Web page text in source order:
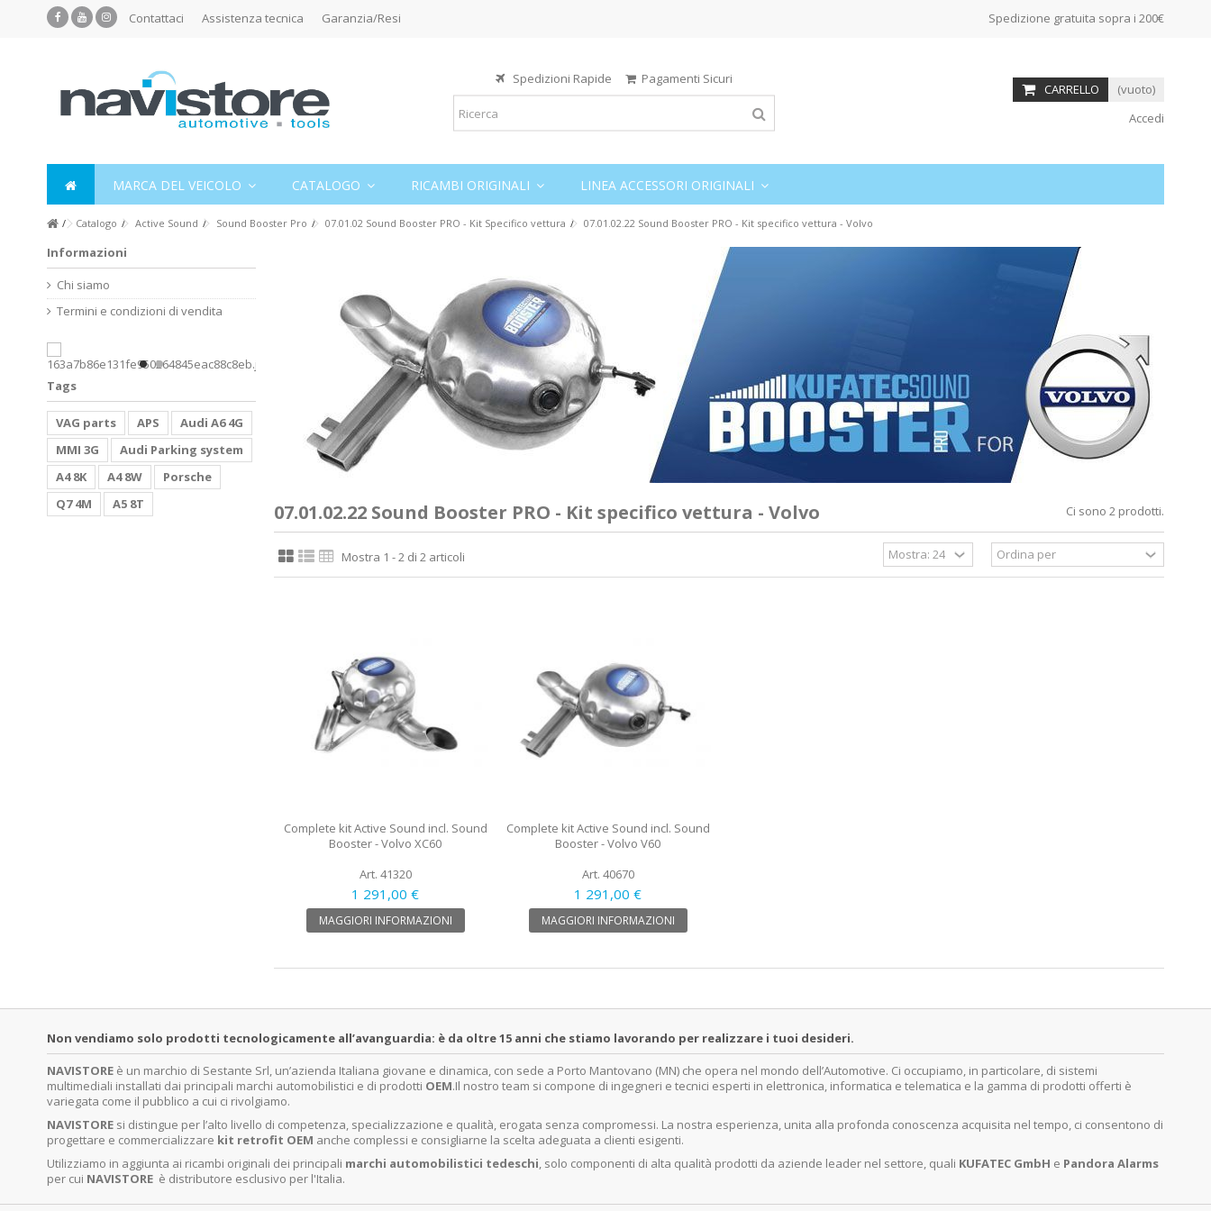
Contattaci Assistenza tecnica Garanzia/Resi Spedizione gratuita sopra i 200€
Spedizioni Rapide Pagamenti Sicuri
CARRELLO
(vuoto)
Accedi
MARCA DEL VEICOLO CATALOGO RICAMBI ORIGINALI LINEA ACCESSORI ORIGINALI
Catalogo Active Sound Sound Booster Pro 07.01.02 Sound Booster PRO - Kit Specifico vettura 07.01.02.22 Sound Booster PRO - Kit specifico vettura - Volvo
07.01.02.22 Sound Booster PRO - Kit specifico vettura - Volvo Ci sono 2 prodotti.
Mostra 1 - 2 di 2 articoli
Complete kit Active Sound incl. Sound
Booster - Volvo XC60
Art. 41320
1 291,00 €
MAGGIORI INFORMAZIONI
Complete kit Active Sound incl. Sound
Booster - Volvo V60
Art. 40670
1 291,00 €
MAGGIORI INFORMAZIONI
Informazioni
Chi siamo
Termini e condizioni di vendita
Tags
VAG parts APS
Audi A6 4G
MMI 3G
Audi Parking system
A4 8K
A4 8W
Porsche
Q7 4M
A5 8T
Non vendiamo solo prodotti tecnologicamente all’avanguardia: è da oltre 15 anni che stiamo lavorando per realizzare i tuoi desideri.
NAVISTORE è un marchio di Sestante Srl, un’azienda Italiana giovane e dinamica, con sede a Porto Mantovano (MN) che opera nel mondo dell’Automotive. Ci occupiamo, in particolare, di sistemi
multimediali installati dai principali marchi automobilistici e di prodotti OEM.Il nostro team si compone di ingegneri e tecnici esperti in elettronica, informatica e telematica e la gamma di prodotti offerti è
variegata come il pubblico a cui ci rivolgiamo.
NAVISTORE si distingue per l’alto livello di competenza, specializzazione e qualità, erogata senza compromessi. La nostra esperienza, unita alla profonda conoscenza acquisita nel tempo, ci consentono di
progettare e commercializzare kit retrofit OEM anche complessi e consigliarne la scelta adeguata a clienti esigenti.
Utilizziamo in aggiunta ai ricambi originali dei principali marchi automobilistici tedeschi, solo componenti di alta qualità prodotti da aziende leader nel settore, quali KUFATEC GmbH e Pandora Alarms
per cui NAVISTORE è distributore esclusivo per l'Italia.